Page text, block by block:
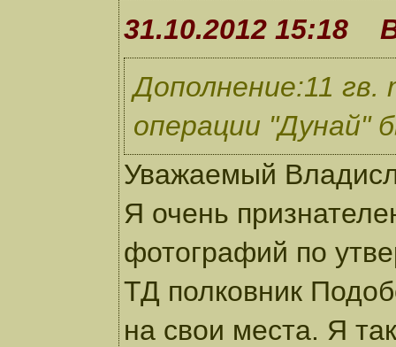
31.10.2012 15:18
Дополнение:11 гв.
операции "Дунай"
Уважаемый
Я очень
фотографий по
ТД полковник
на свои места. Я